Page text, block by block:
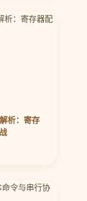
析：寄存